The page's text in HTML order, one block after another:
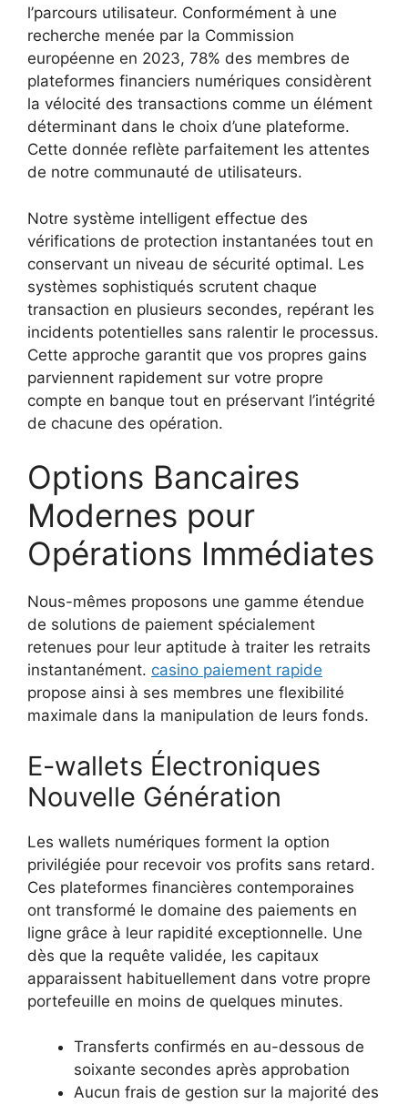
l’parcours utilisateur. Conformément à une
recherche menée par la Commission
européenne en 2023, 78% des membres de
plateformes financiers numériques considèrent
la vélocité des transactions comme un élément
déterminant dans le choix d’une plateforme.
Cette donnée reflète parfaitement les attentes
de notre communauté de utilisateurs.
Notre système intelligent effectue des
vérifications de protection instantanées tout en
conservant un niveau de sécurité optimal. Les
systèmes sophistiqués scrutent chaque
transaction en plusieurs secondes, repérant les
incidents potentielles sans ralentir le processus.
Cette approche garantit que vos propres gains
parviennent rapidement sur votre propre
compte en banque tout en préservant l’intégrité
de chacune des opération.
Options Bancaires
Modernes pour
Opérations Immédiates
Nous-mêmes proposons une gamme étendue
de solutions de paiement spécialement
retenues pour leur aptitude à traiter les retraits
instantanément. casino paiement rapide
propose ainsi à ses membres une flexibilité
maximale dans la manipulation de leurs fonds.
E-wallets Électroniques
Nouvelle Génération
Les wallets numériques forment la option
privilégiée pour recevoir vos profits sans retard.
Ces plateformes financières contemporaines
ont transformé le domaine des paiements en
ligne grâce à leur rapidité exceptionnelle. Une
dès que la requête validée, les capitaux
apparaissent habituellement dans votre propre
portefeuille en moins de quelques minutes.
Transferts confirmés en au-dessous de
soixante secondes après approbation
Aucun frais de gestion sur la majorité des